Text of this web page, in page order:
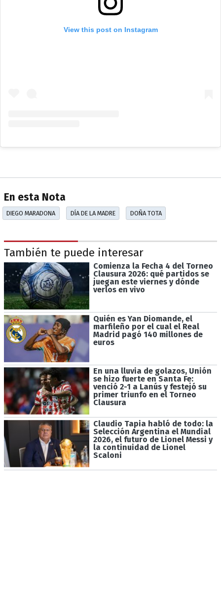
View this post on Instagram
En esta Nota
DIEGO MARADONA DÍA DE LA MADRE DOÑA TOTA
También te puede interesar
Comienza la Fecha 4 del Torneo
Clausura 2026: qué partidos se
juegan este viernes y dónde
verlos en vivo
Quién es Yan Diomande, el
marfileño por el cual el Real
Madrid pagó 140 millones de
euros
En una lluvia de golazos, Unión
se hizo fuerte en Santa Fe:
venció 2-1 a Lanús y festejó su
primer triunfo en el Torneo
Clausura
Claudio Tapia habló de todo: la
Selección Argentina el Mundial
2026, el futuro de Lionel Messi y
la continuidad de Lionel
Scaloni